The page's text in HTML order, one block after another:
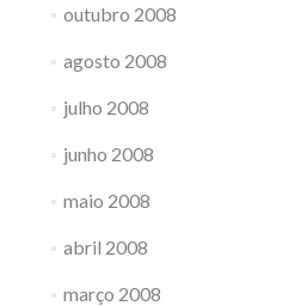
outubro 2008
agosto 2008
julho 2008
junho 2008
maio 2008
abril 2008
março 2008